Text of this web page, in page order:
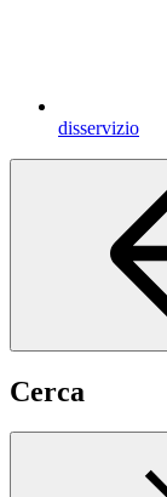
disservizio
Cerca